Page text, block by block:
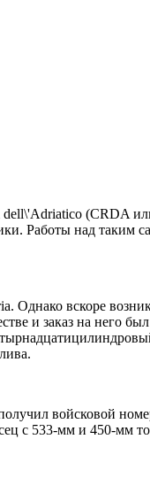
(CRDA
Работы над
вскоре
и заказ на него
войсковой
с 533-мм и 450-мм